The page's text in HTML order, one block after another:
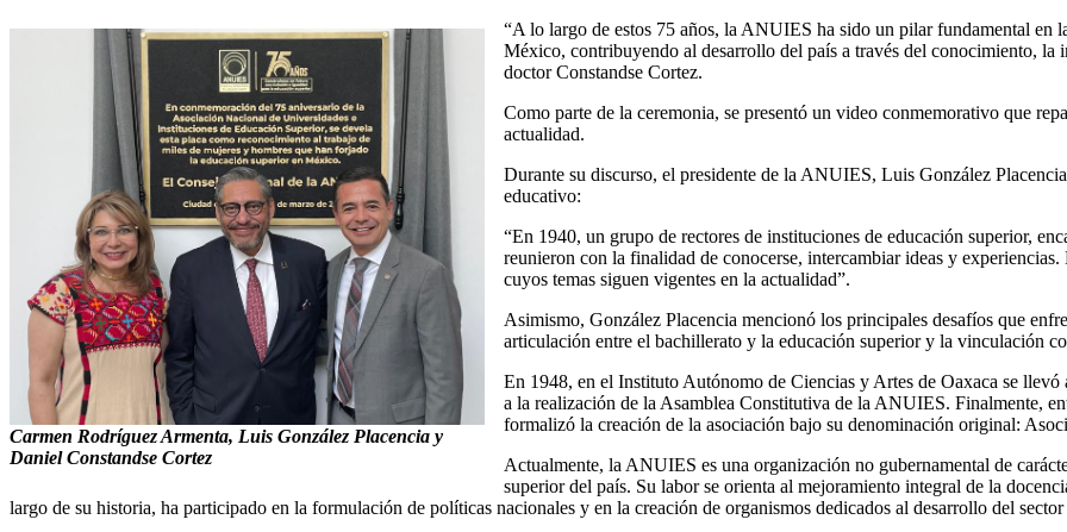
Carmen Rodríguez Armenta, Luis González Placencia y
Daniel Constandse Cortez
“A lo largo de estos 75 años, la ANUIES ha sido un pilar fundamental en
México, contribuyendo al desarrollo del país a través del conocimiento,
doctor Constandse Cortez.
Como parte de la ceremonia, se presentó un video conmemorativo que
actualidad.
Durante su discurso, el presidente de la ANUIES, Luis González
educativo:
“En 1940, un grupo de rectores de instituciones de educación superior,
reunieron con la finalidad de conocerse, intercambiar ideas y
cuyos temas siguen vigentes en la actualidad”.
Asimismo, González Placencia mencionó los principales desafíos que
articulación entre el bachillerato y la educación superior y la vinculación
En 1948, en el Instituto Autónomo de Ciencias y Artes de Oaxaca se
a la realización de la Asamblea Constitutiva de la ANUIES. Finalmente,
formalizó la creación de la asociación bajo su denominación original:
Actualmente, la ANUIES es una organización no gubernamental de
superior del país. Su labor se orienta al mejoramiento integral de la
largo de su historia, ha participado en la formulación de políticas nacionales y en la creación de organismos dedicados al desarrollo del